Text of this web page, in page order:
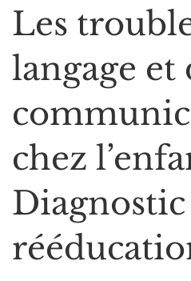
Les
langage et
chez